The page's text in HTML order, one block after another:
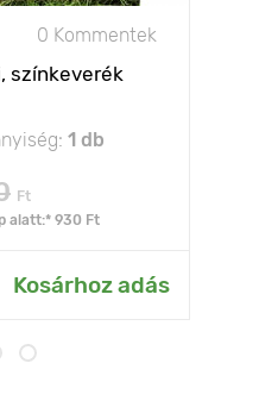
0 Kommentek
színkeverék
1 db
Ft
alatt:* 930 Ft
Kosárhoz adás